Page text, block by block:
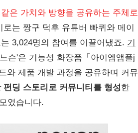
은 가치와 방향을 공유하는 주체로
는 짱구 덕후 유튜버 빠퀴와 메이
3,024명의 참여를 이끌어냈죠. 기
슨'은 기능성 화장품「아이엠앰플j
와 제품 개발 과정을 공유하며 커뮤
딩 스토리로 커뮤니티를 형성한
였습니다.